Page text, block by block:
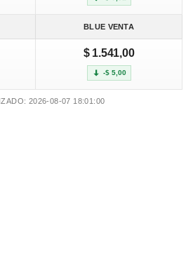
BLUE VENTA
$ 1.541,00
-$ 5,00
2026-08-07 18:01:00